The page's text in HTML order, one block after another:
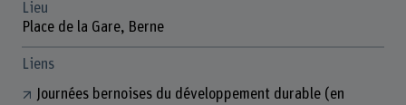
Lieu
Place de la Gare, Berne
Liens
Journées bernoises du développement durable (en